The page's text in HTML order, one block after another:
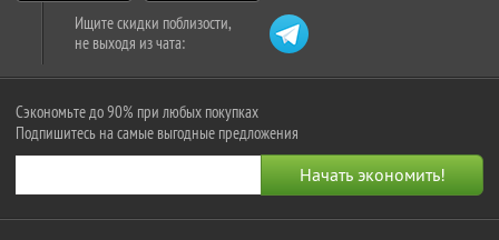
Ищите скидки поблизости,
не выходя из чата:
Сэкономьте до 90% при любых покупках
Подпишитесь на самые выгодные предложения